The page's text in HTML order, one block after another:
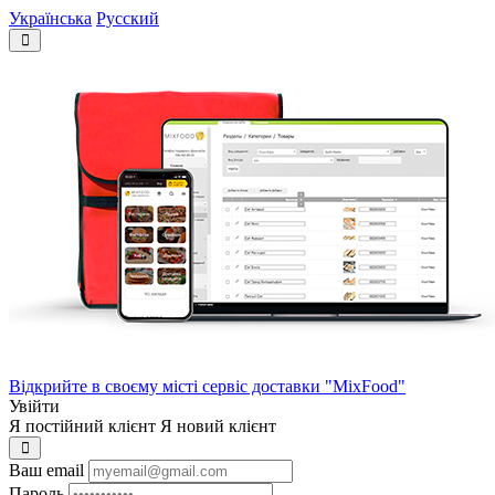
Українська Русский
Відкрийте в своєму місті сервіс доставки "MixFood"
Увійти
Я постійний клієнт Я новий клієнт
Ваш email